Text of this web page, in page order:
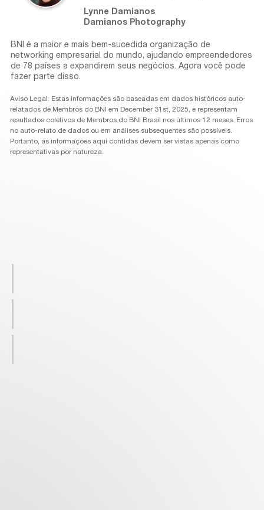
Lynne Damianos
Damianos Photography
BNI é a maior e mais bem-sucedida organização de
networking empresarial do mundo, ajudando empreendedores
de 78 países a expandirem seus negócios. Agora você pode
fazer parte disso.
Aviso Legal: Estas informações são baseadas em dados históricos auto-
relatados de Membros do BNI em December 31st, 2025, e representam
resultados coletivos de Membros do BNI Brasil nos últimos 12 meses. Erros
no auto-relato de dados ou em análises subsequentes são possíveis.
Portanto, as informações aqui contidas devem ser vistas apenas como
representativas por natureza.